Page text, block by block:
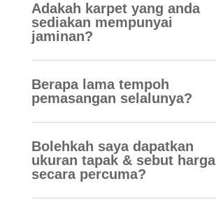
Adakah karpet yang anda
sediakan mempunyai
jaminan?
Berapa lama tempoh
pemasangan selalunya?
Bolehkah saya dapatkan
ukuran tapak & sebut harga
secara percuma?